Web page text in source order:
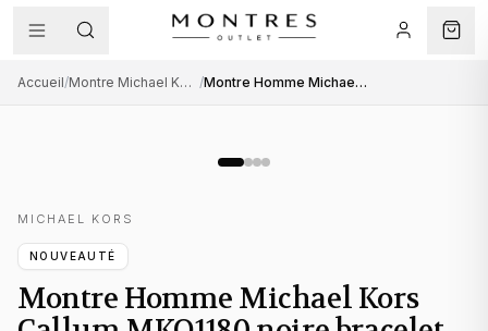
Accueil/ Montre Michael Kors homme / Montre Homme Michael Kors Callum MKO1180 noire bracelet maillons acier
MICHAEL KORS
NOUVEAUTÉ
Montre Homme Michael Kors